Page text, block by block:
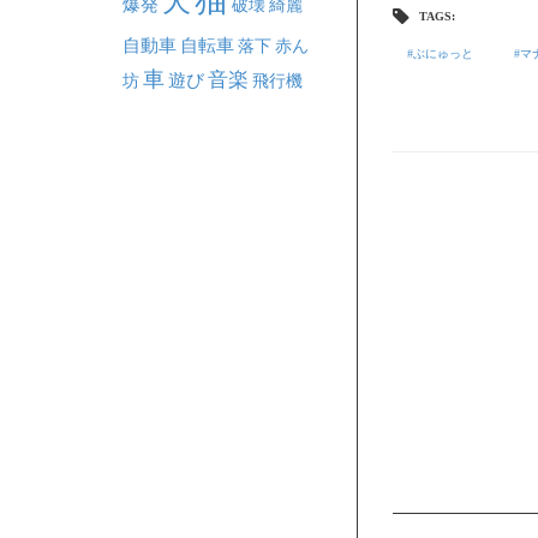
TAGS:
ぶにゅっと マ
爆発 破壊綺麗
自動車 自転車落下赤ん
坊車遊び音楽 飛行機